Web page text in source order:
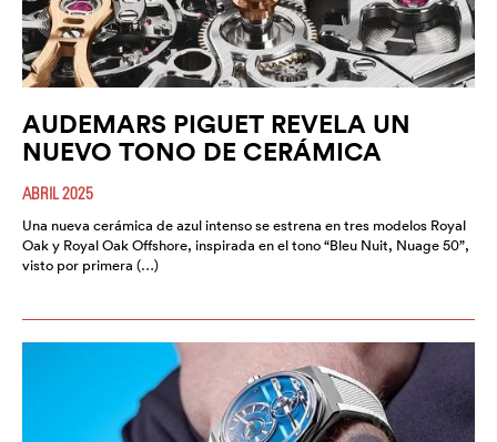
AUDEMARS PIGUET REVELA UN
NUEVO TONO DE CERÁMICA
ABRIL 2025
Una nueva cerámica de azul intenso se estrena en tres modelos Royal
Oak y Royal Oak Offshore, inspirada en el tono “Bleu Nuit, Nuage 50”,
visto por primera (…)